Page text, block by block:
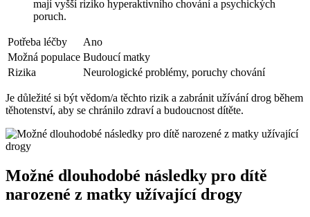
mají vyšší riziko hyperaktivního chování a psychických
poruch.
Potřeba léčby
Ano
Možná populace Budoucí matky
Rizika
Neurologické problémy, poruchy chování
Je důležité si být vědom/a těchto rizik a zabránit užívání drog během
těhotenství, aby se chránilo zdraví a budoucnost dítěte.
Možné dlouhodobé následky pro dítě
narozené z matky užívající drogy